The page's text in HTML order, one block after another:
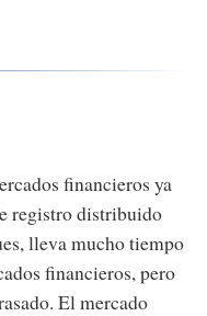
financieros ya
registro distribuido
lleva mucho tiempo
financieros, pero
El mercado